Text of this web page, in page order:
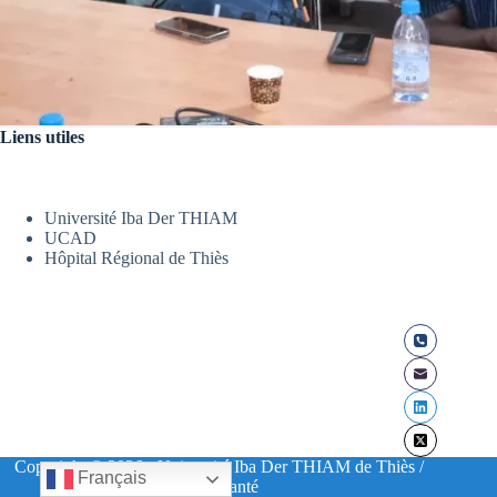
Liens utiles
Université Iba Der THIAM
UCAD
Hôpital Régional de Thiès
Copyright © 2026 - Université Iba Der THIAM de Thiès /
UFR Santé
Français